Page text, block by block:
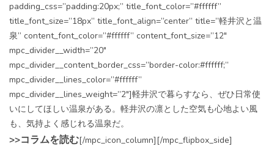
padding_css=”padding:20px;” title_font_color=”#ffffff”
title_font_size=”18px” title_font_align=”center” title=”軽井沢と温
泉” content_font_color=”#ffffff” content_font_size=”12″
mpc_divider__width=”20″
mpc_divider__content_border_css=”border-color:#ffffff;”
mpc_divider__lines_color=”#ffffff”
mpc_divider__lines_weight=”2″]軽井沢で暮らすなら、ぜひ日常使
いにしてほしい温泉がある。軽井沢の凛とした空気も心地よい風
も、気持よく感じれる温泉だ。
>>コラムを読む[/mpc_icon_column][/mpc_flipbox_side]